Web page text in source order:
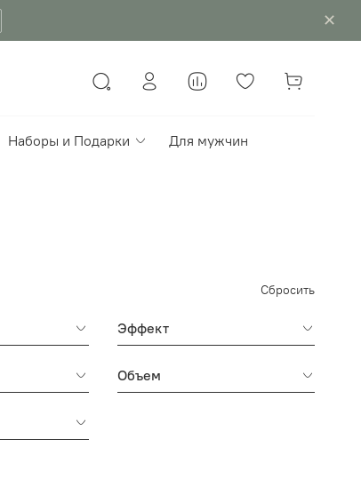
✕
Наборы и Подарки Для мужчин
Сбросить
Эффект
Объем